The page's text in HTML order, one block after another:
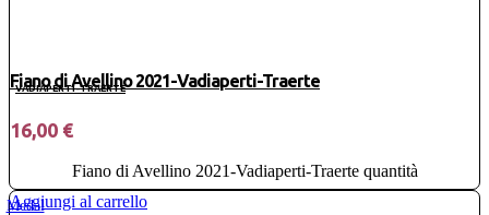
Fiano di Avellino 2021-Vadiaperti-Traerte
VADIAPERTI-TRAERTE
16,00 €
Fiano di Avellino 2021-Vadiaperti-Traerte quantità
Aggiungi al carrello
Medal